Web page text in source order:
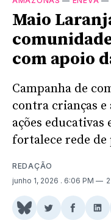
Maio
com apoio
Campanha de
contra crianças e
ações educativas
fortalece rede
REDAÇÃO
junho 1, 2026 . 6:06 PM
ShareCompartilhar